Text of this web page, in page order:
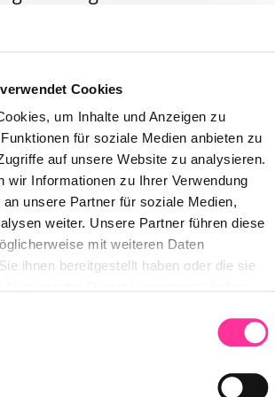
Cookies
um Inhalte und Anzeigen zu
für soziale Medien anbieten zu
auf unsere Website zu analysieren.
wir Informationen zu Ihrer Verwendung
unsere Partner für soziale Medien,
weiter. Unsere Partner führen diese
mit weiteren Daten
ihnen bereitgestellt haben oder die sie
Verarbeitung Ihrer personenbezogenen
dabei? Dann schreibe
unseren Talent-Pool ein: